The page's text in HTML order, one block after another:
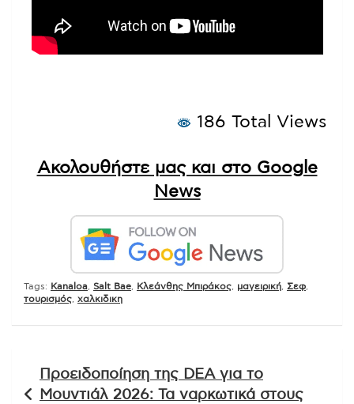
186 Total Views
Ακολουθήστε μας και στο Google
News
Tags: Kanaloa Salt Bae Κλεάνθης Μπιράκος μαγειρική Σεφ
τουρισμός χαλκιδικη
άρθρων
Προειδοποίηση της DEA για το
Μουντιάλ 2026: Τα ναρκωτικά στους